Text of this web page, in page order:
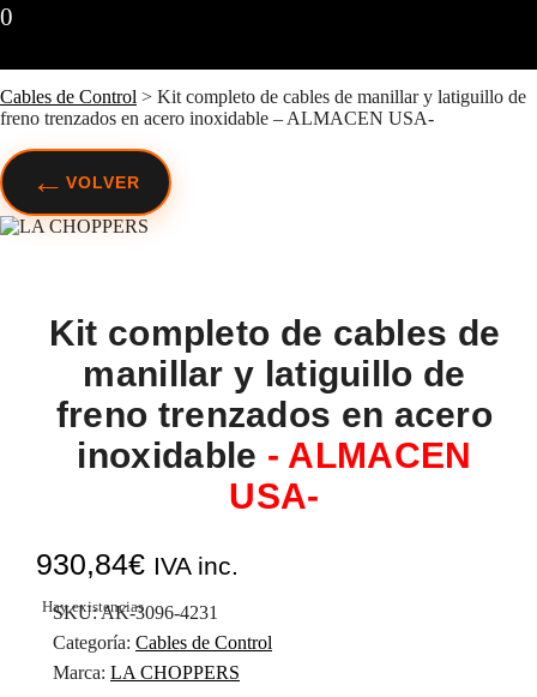
Cables de Control > Kit completo de cables de manillar y latiguillo de
freno trenzados en acero inoxidable – ALMACEN USA-
0
← VOLVER
Kit completo de cables de
manillar y latiguillo de
freno trenzados en acero
inoxidable - ALMACEN
USA-
930,84€ IVA inc.
Hay existencias
SKU:AK-3096-4231
Categoría: Cables de Control
Marca: LA CHOPPERS